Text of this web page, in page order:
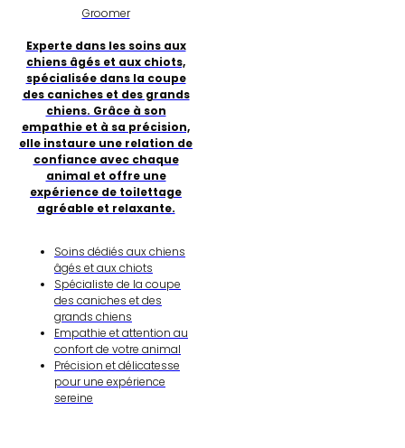
Groomer
Experte dans les soins aux
chiens âgés et aux chiots,
spécialisée dans la coupe
des caniches et des grands
chiens. Grâce à son
empathie et à sa précision,
elle instaure une relation de
confiance avec chaque
animal et offre une
expérience de toilettage
agréable et relaxante.
Soins dédiés aux chiens
âgés et aux chiots
Spécialiste de la coupe
des caniches et des
grands chiens
Empathie et attention au
confort de votre animal
Précision et délicatesse
pour une expérience
sereine